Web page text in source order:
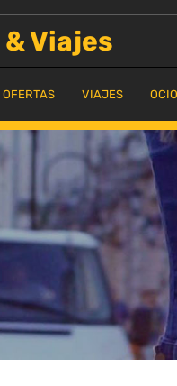
Viajes
OFERTAS VIAJES OCIO